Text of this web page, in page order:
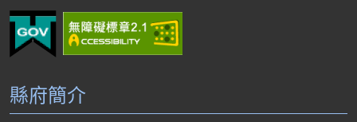
縣府簡介